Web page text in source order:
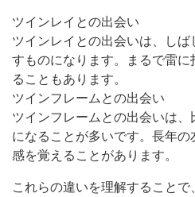
ツインレイとの出会い
ツインレイとの出会いは、し
すものになります。まるで雷
ることもあります。
ツインフレームとの出会い
ツインフレームとの出会いは
になることが多いです。長年
感を覚えることがあります。
これらの違いを理解すること